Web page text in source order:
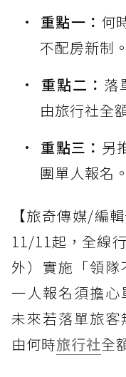
重點一： 何
不配房新制。
重點二： 落
由旅行社全
重點三： 另
團單人報名。
【旅奇傳媒/編
11/11起，全線
外）實施「領
一人報名須擔心
未來若落單旅
由何時旅行社全